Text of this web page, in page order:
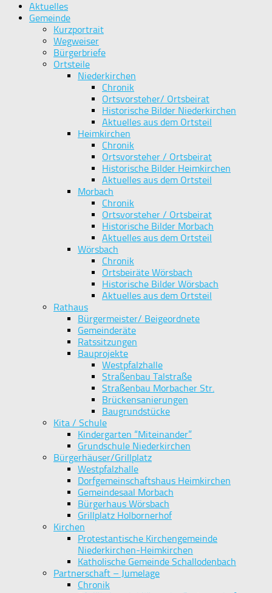
Aktuelles
Gemeinde
Kurzportrait
Wegweiser
Bürgerbriefe
Ortsteile
Niederkirchen
Chronik
Ortsvorsteher/ Ortsbeirat
Historische Bilder Niederkirchen
Aktuelles aus dem Ortsteil
Heimkirchen
Chronik
Ortsvorsteher / Ortsbeirat
Historische Bilder Heimkirchen
Aktuelles aus dem Ortsteil
Morbach
Chronik
Ortsvorsteher / Ortsbeirat
Historische Bilder Morbach
Aktuelles aus dem Ortsteil
Wörsbach
Chronik
Ortsbeiräte Wörsbach
Historische Bilder Wörsbach
Aktuelles aus dem Ortsteil
Rathaus
Bürgermeister/ Beigeordnete
Gemeinderäte
Ratssitzungen
Bauprojekte
Westpfalzhalle
Straßenbau Talstraße
Straßenbau Morbacher Str.
Brückensanierungen
Baugrundstücke
Kita / Schule
Kindergarten “Miteinander”
Grundschule Niederkirchen
Bürgerhäuser/Grillplatz
Westpfalzhalle
Dorfgemeinschaftshaus Heimkirchen
Gemeindesaal Morbach
Bürgerhaus Wörsbach
Grillplatz Holbornerhof
Kirchen
Protestantische Kirchengemeinde
Niederkirchen-Heimkirchen
Katholische Gemeinde Schallodenbach
Partnerschaft – Jumelage
Chronik